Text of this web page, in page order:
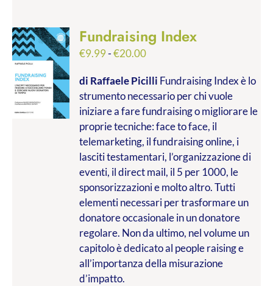
Fundraising Index
€9.99-€20.00Fascia
prezzo:
da
€9.99
a
€20.00
di Raffaele Picilli Fundraising Index è lo
strumento necessario per chi vuole
iniziare a fare fundraising o migliorare le
proprie tecniche: face to face, il
telemarketing, il fundraising online, i
lasciti testamentari, l’organizzazione di
eventi, il direct mail, il 5 per 1000, le
sponsorizzazioni e molto altro. Tutti
elementi necessari per trasformare un
donatore occasionale in un donatore
regolare. Non da ultimo, nel volume un
capitolo è dedicato al people raising e
all’importanza della misurazione
d’impatto.